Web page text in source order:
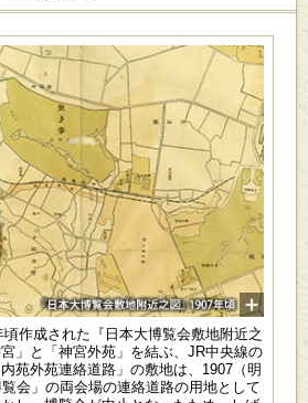
作成された『日本大博覧会敷地附近之
」と「神宮外苑」を結ぶ、JR中央線の
苑外苑連絡道路」の敷地は、1907（明
会」の両会場の連絡道路の用地として